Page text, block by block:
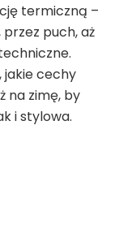
termiczną –
puch, aż
jakie cechy
na zimę, by
i stylowa.